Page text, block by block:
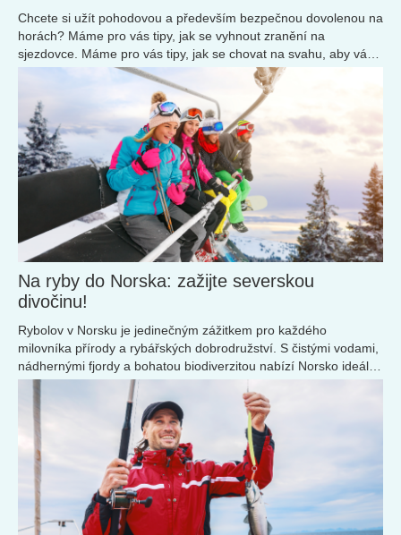
Chcete si užít pohodovou a především bezpečnou dovolenou na
horách? Máme pro vás tipy, jak se vyhnout zranění na
sjezdovce. Máme pro vás tipy, jak se chovat na svahu, aby váš
pobyt proběhl bez úhony.
Na ryby do Norska: zažijte severskou
divočinu!
Rybolov v Norsku je jedinečným zážitkem pro každého
milovníka přírody a rybářských dobrodružství. S čistými vodami,
nádhernými fjordy a bohatou biodiverzitou nabízí Norsko ideální
podmínky pro lov lososů, tresek, okounů a dalších ryb.